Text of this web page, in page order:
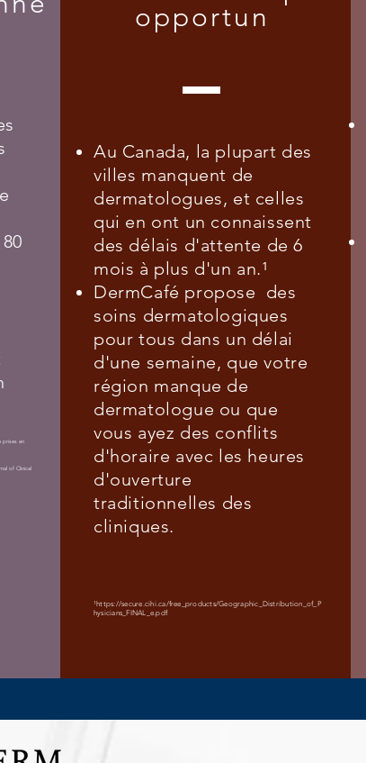
prises en
of Clinical
opportun
Au Canada, la plupart des
villes manquent de
dermatologues, et celles
qui en ont un connaissent
des délais d'attente de 6
mois à plus d'un an.¹
DermCafé propose des
soins dermatologiques
pour tous dans un délai
d'une semaine, que votre
région manque de
dermatologue ou que
vous ayez des conflits
d'horaire avec les heures
d'ouverture
traditionnelles des
cliniques.
¹ https://secure.cihi.ca/free_products/Geographic_Distribution_of_P
hysicians_FINAL_e.pdf